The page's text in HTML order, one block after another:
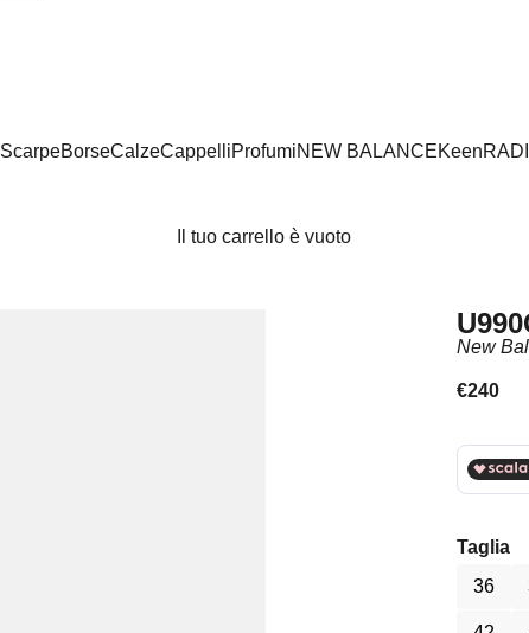
ScarpeBorseCalzeCappelliProfumiNEW BALANCEKeen
Il tuo carrello è vuoto
New
Prezzo
€240
Taglia
36